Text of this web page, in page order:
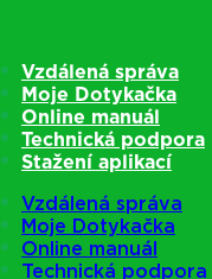
Vzdálená správa
Moje Dotykačka
Online manuál
Technická podpora
Stažení aplikací
Vzdálená správa
Moje Dotykačka
Online manuál
Technická podpora